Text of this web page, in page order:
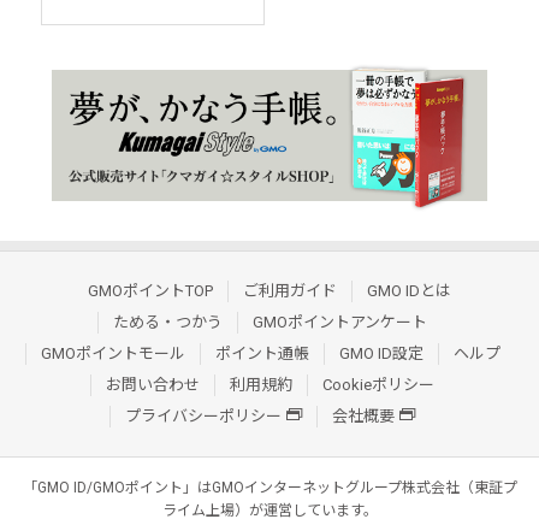
GMOポイントTOP ご利用ガイド
GMO IDとは
ためる・つかう
GMOポイントアンケート
GMOポイントモール
ポイント通帳 GMO ID設定
ヘルプ
お問い合わせ
利用規約
Cookieポリシー
プライバシーポリシー
会社概要
「GMO ID/GMOポイント」はGMOインターネットグループ株式会社（東証プ
ライム上場）が運営しています。